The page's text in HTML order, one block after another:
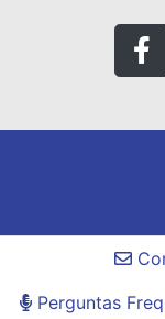
Perguntas